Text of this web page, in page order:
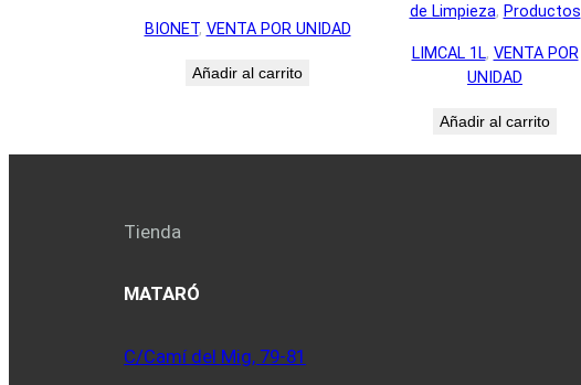
BIONET, VENTA POR UNIDAD
Añadir al carrito
de Limpieza, Productos
LIMCAL 1L, VENTA POR
UNIDAD
Añadir al carrito
Tienda
MATARÓ
C/Camí del Mig, 79-81